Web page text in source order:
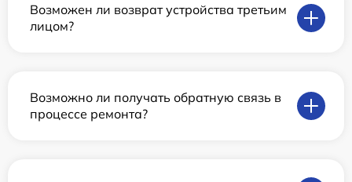
Возможен ли возврат устройства третьим
лицом?
Возможно ли получать обратную связь в
процессе ремонта?